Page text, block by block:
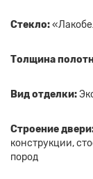
Стекло:
Толщина
Вид отделки:
Строение
конструкции,
пород